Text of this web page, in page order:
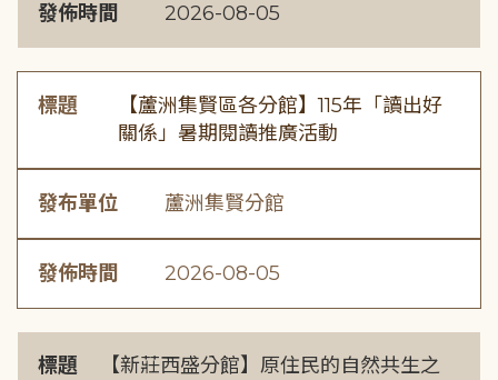
發佈時間 2026-08-05
標題
【蘆洲集賢區各分館】115年「讀出好
關係」暑期閱讀推廣活動
發布單位 蘆洲集賢分館
發佈時間 2026-08-05
標題
【新莊西盛分館】原住民的自然共生之